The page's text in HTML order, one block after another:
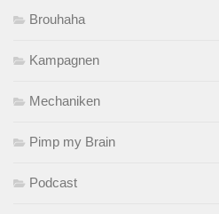
Brouhaha
Kampagnen
Mechaniken
Pimp my Brain
Podcast